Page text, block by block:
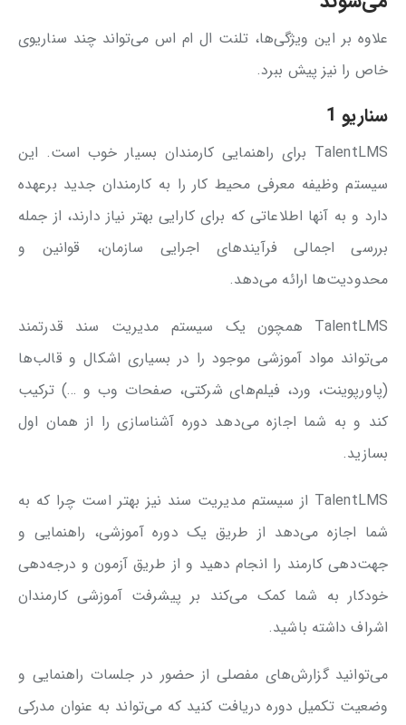
علاوه بر این ویژگی‌ها، تلنت ال ام اس می‌تواند چند سناریوی
خاص را نیز پیش ببرد.
سناریو 1
TalentLMS برای راهنمایی کارمندان بسیار خوب است. این
سیستم وظیفه معرفی محیط کار را به کارمندان جدید برعهده
دارد و به آنها اطلاعاتی که برای کارایی بهتر نیاز دارند، از جمله
بررسی اجمالی فرآیندهای اجرایی سازمان، قوانین و
محدودیت‌ها ارائه می‌دهد.
TalentLMS همچون یک سیستم مدیریت سند قدرتمند
می‌تواند مواد آموزشی موجود را در بسیاری اشکال و قالب‌ها
(پاورپوینت، ورد، فیلم‌های شرکتی، صفحات وب و …) ترکیب
کند و به شما اجازه می‌دهد دوره آشناسازی را از همان اول
بسازید.
TalentLMS از سیستم مدیریت سند نیز بهتر است چرا که به
شما اجازه می‌دهد از طریق یک دوره آموزشی، راهنمایی و
جهت‌دهی کارمند را انجام دهید و از طریق آزمون و درجه‌دهی
خودکار به شما کمک می‌کند بر پیشرفت آموزشی کارمندان
اشراف داشته باشید.
می‌توانید گزارش‌های مفصلی از حضور در جلسات راهنمایی و
وضعیت تکمیل دوره دریافت کنید که می‌تواند به عنوان مدرکی